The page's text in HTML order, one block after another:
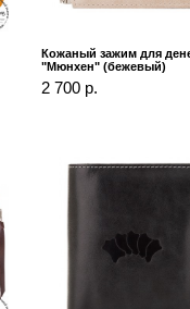
Кожаный зажим для
"Мюнхен" (бежевый)
2 700 р.